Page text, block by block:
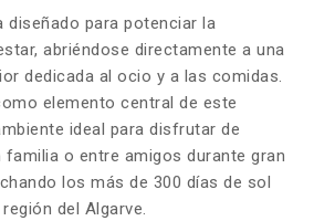
diseñado para potenciar la
abriéndose directamente a una
dedicada al ocio y a las comidas.
elemento central de este
ideal para disfrutar de
o entre amigos durante gran
los más de 300 días de sol
del Algarve.